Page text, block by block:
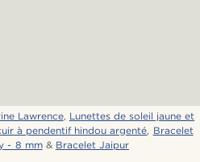
Lawrence, Lunettes de soleil jaune et
à pendentif hindou argenté, Bracelet
- 8 mm& Bracelet Jaipur